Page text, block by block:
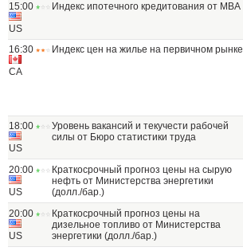
15:00
US
Индекс ипотечного кредитования от МВА
16:30
CA
Индекс цен на жилье на первичном рынке
18:00
US
Уровень вакансий и текучести рабочей
силы от Бюро статистики труда
20:00
US
Краткосрочный прогноз цены на сырую
нефть от Министерства энергетики
(долл./бар.)
20:00
US
Краткосрочный прогноз цены на
дизельное топливо от Министерства
энергетики (долл./бар.)